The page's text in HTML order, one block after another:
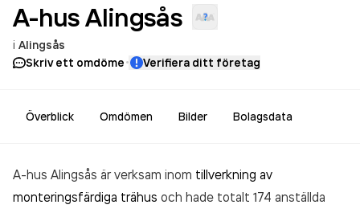
A-husAlingsås
i Alingsås
Skriv ett omdöme· Verifiera ditt företag
Överblick Omdömen Bilder Bolagsdata
A-hus Alingsås är verksam inom tillverkning av
monteringsfärdiga trähus och hade totalt 174 anställda